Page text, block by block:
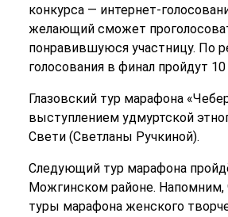
конкурса — интернет-
желающий сможет
понравившуюся участницу. По
голосования в финал пройдут 10
Глазовский тур марафона
выступлением удмуртской
Свети (Светланы Ручкиной).
Следующий тур марафона
Можгинском районе. Напомним,
туры марафона женского